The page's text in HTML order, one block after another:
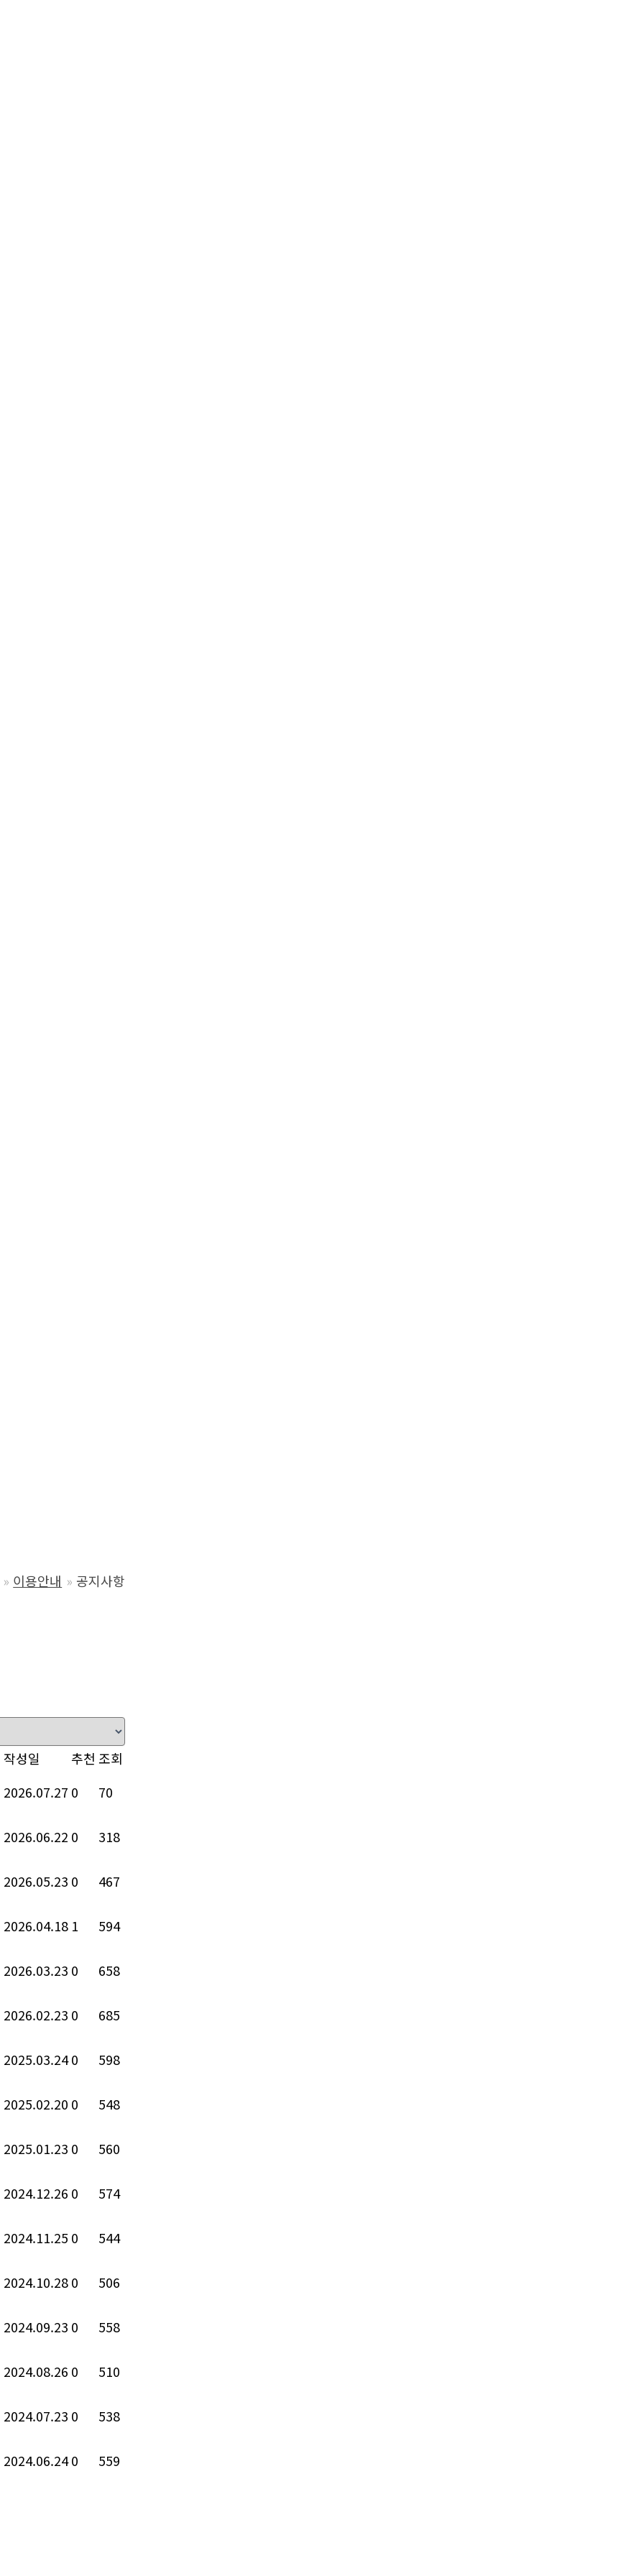
이용안내 공지사항
작성일 추천 조회
2026.07.27 0 70
2026.06.22 0 318
2026.05.23 0 467
2026.04.18 1 594
2026.03.23 0 658
2026.02.23 0 685
2025.03.240 598
2025.02.20 0 548
2025.01.23 0 560
2024.12.26 0 574
2024.11.25 0 544
2024.10.280 506
2024.09.23 0 558
2024.08.26 0 510
2024.07.23 0 538
2024.06.240 559